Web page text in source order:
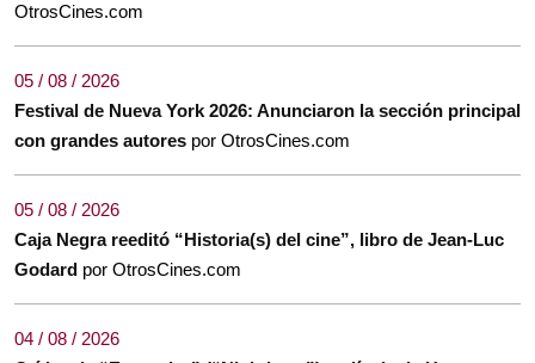
OtrosCines.com
05 / 08 / 2026
Festival de Nueva York 2026: Anunciaron la sección principal
con grandes autores por OtrosCines.com
05 / 08 / 2026
Caja Negra reeditó “Historia(s) del cine”, libro de Jean-Luc
Godard por OtrosCines.com
04 / 08 / 2026